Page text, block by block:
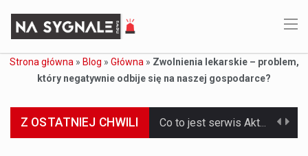
Strona główna » Blog » Główna » Zwolnienia lekarskie – problem,
który negatywnie odbije się na naszej gospodarce?
Z OSTATNIEJ CHWILI Co to jest serwis Aktualności Polska dzisiaj? Serwis Aktualności Polska dzisiaj to żywy i nowoczesny portal, który dostarcza najświeższe wieści z kraju i zagranicy. Obejmuje…